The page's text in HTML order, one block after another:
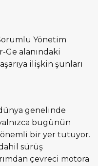
Yönetim
Ge alanındaki
ilişkin şunları
genelinde
bugünün
bir yer tutuyor.
sürüş
çevreci motora